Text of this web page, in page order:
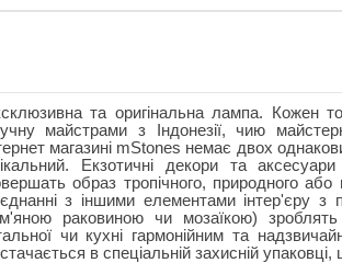
та оригінальна лампа. Кожен
майстрами з Індонезії, чию
магазині mStones немає двох
Екзотичні декори та
образ тропічного, природного
з іншими елементами інтер'єру з
раковиною чи мозаїкою)
чи кухні гармонійним та
в спеціальній захисній упаковці,